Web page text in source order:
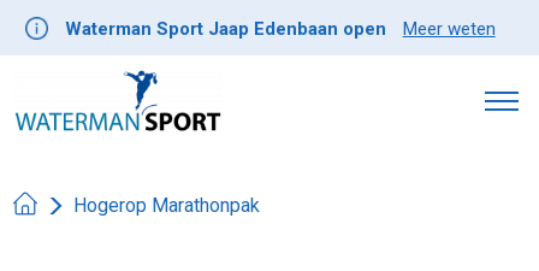
Waterman Sport Jaap Edenbaan open Meer weten
Hogerop Marathonpak